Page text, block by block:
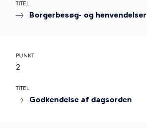
TITEL
Borgerbesøg- og henvendelser
PUNKT
2
TITEL
Godkendelse af dagsorden